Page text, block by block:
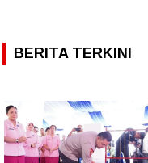
BERITA TERKINI